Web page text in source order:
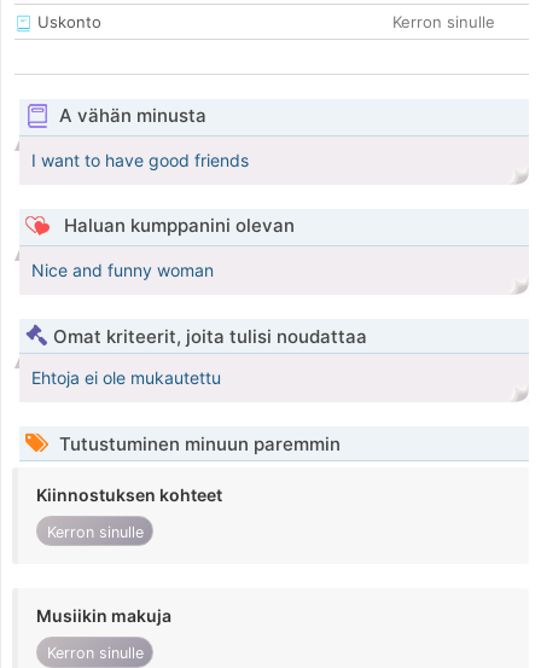
Uskonto
Kerron sinulle
A vähän minusta
I want to have good friends
Haluan kumppanini olevan
Nice and funny woman
Omat kriteerit, joita tulisi noudattaa
Ehtoja ei ole mukautettu
Tutustuminen minuun paremmin
Kiinnostuksen kohteet
Kerron sinulle
Musiikin makuja
Kerron sinulle